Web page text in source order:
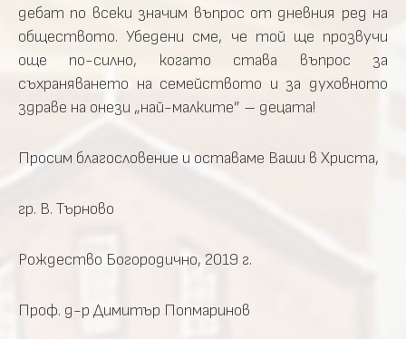
дебат по всеки значим въпрос от дневния ред на
обществото. Убедени сме, че той ще прозвучи
още по-силно, когато става въпрос за
съхраняването на семейството и за духовното
здраве на онези „най-малките” – децата!
Просим благословение и оставаме Ваши в Христа,
гр. В. Търново
Рождество Богородично, 2019 г.
Проф. д-р Димитър Попмаринов